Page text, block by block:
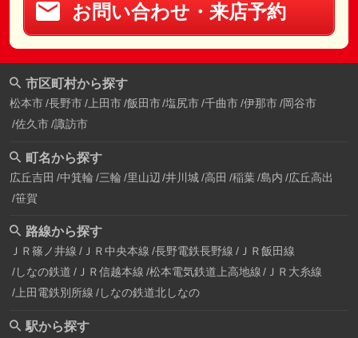
お問い合わせ・来店予約
市区町村から探す
松本市 長野市 上田市 飯田市 塩尻市 千曲市 伊那市 岡谷市
佐久市 諏訪市
町名から探す
広丘吉田 中箕輪 三輪 里山辺 井川城 高田 稲葉 島内 広丘高出
笹賀
路線から探す
ＪＲ篠ノ井線 ＪＲ中央本線 長野電鉄長野線 ＪＲ飯田線
しなの鉄道 ＪＲ信越本線 松本電気鉄道上高地線
ＪＲ大糸線
上田電鉄別所線 しなの鉄道北しなの
駅から探す